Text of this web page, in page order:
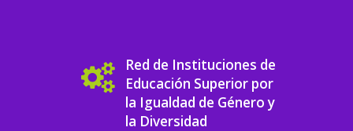
Red de Instituciones de
Educación Superior por
la Igualdad de Género y
la Diversidad